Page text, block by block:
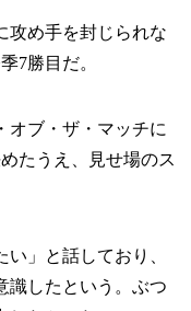
め手を封じられな
7勝目だ。
ブ・ザ・マッチに
たうえ、見せ場のス
」と話しており、
識したという。ぶつ